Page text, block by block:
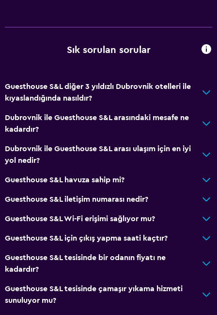
Sık sorulan sorular
Guesthouse S&L diğer 3 yıldızlı Dubrovnik otelleri ile
kıyaslandığında nasıldır?
Dubrovnik ile Guesthouse S&L arasındaki mesafe ne
kadardır?
Dubrovnik ile Guesthouse S&L arası ulaşım için en iyi
yol nedir?
Guesthouse S&L havuza sahip mi?
Guesthouse S&L iletişim numarası nedir?
Guesthouse S&L Wi-Fi erişimi sağlıyor mu?
Guesthouse S&L için çıkış yapma saati kaçtır?
Guesthouse S&L tesisinde bir odanın fiyatı ne
kadardır?
Guesthouse S&L tesisinde çamaşır yıkama hizmeti
sunuluyor mu?